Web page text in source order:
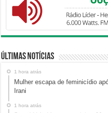
Últimas Notícias
1 hora atrás
Mulher escapa de feminicídio
Irani
1 hora atrás